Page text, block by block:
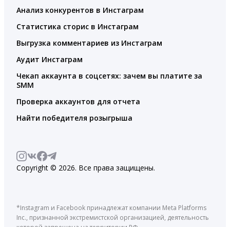
Анализ конкурентов в Инстаграм
Статистика сторис в Инстаграм
Выгрузка комментариев из Инстаграм
Аудит Инстаграм
Чекап аккаунта в соцсетях: зачем вы платите за
SMM
Проверка аккаунтов для отчета
Найти победителя розыгрыша
Copyright © 2026. Все права защищены.
*Instagram и Facebook принадлежат компании Meta Platforms
Inc., признанной экстремистской организацией, деятельность